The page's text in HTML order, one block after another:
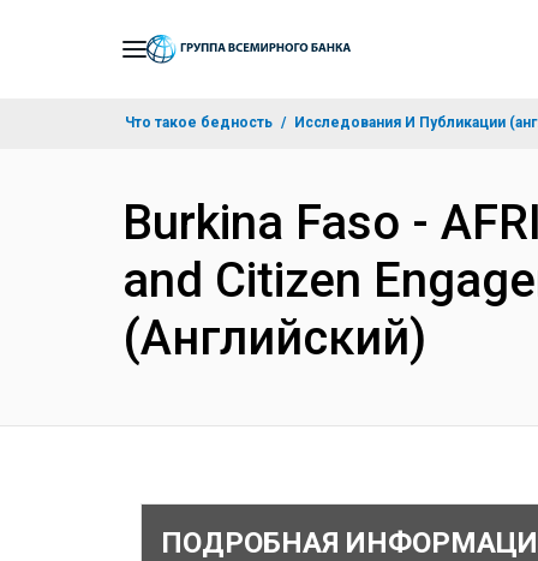
Что такое бедность Исследования И Публикации
Burkina Faso -
and Citizen
(Английский)
ПОДРОБНАЯ